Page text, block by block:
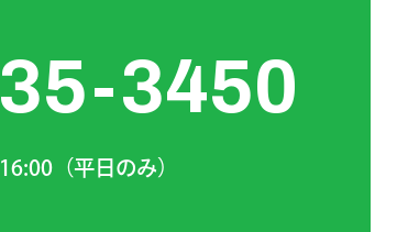
3450
（平日のみ）